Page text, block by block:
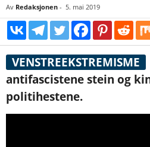
Av Redaksjonen - 5. mai 2019
VENSTREEKSTREMISME
antifascistene stein og
politihestene.